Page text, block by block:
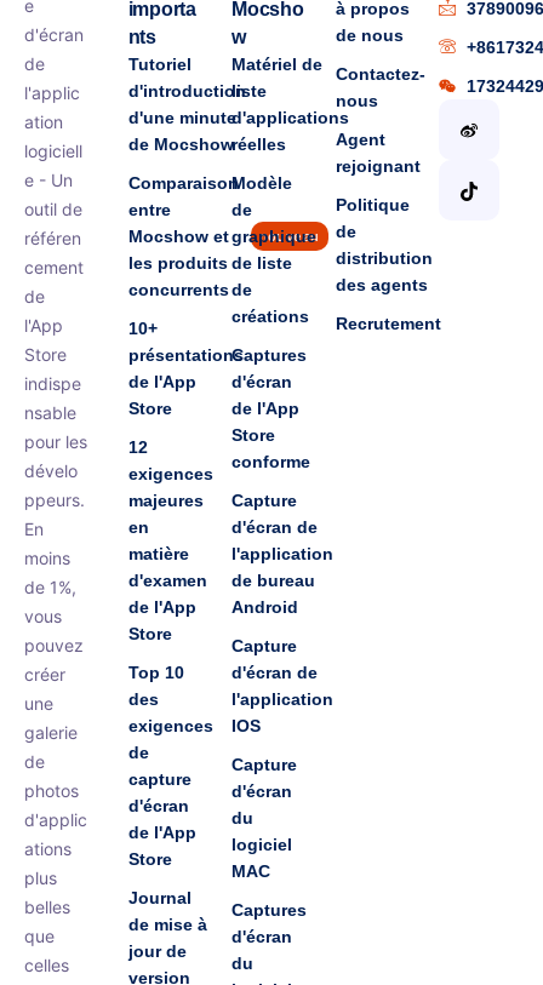
e
d'écran
de
l'applic
ation
logiciell
e - Un
outil de
référen
cement
de
l'App
Store
indispe
nsable
pour les
dévelo
ppeurs.
En
moins
de 1%,
vous
pouvez
créer
une
galerie
de
photos
d'applic
ations
plus
belles
que
celles
importa
nts
Tutoriel
d'introduction
d'une minute
de Mocshow
Comparaison
entre
Mocshow et
les produits
concurrents
nouveau
10+
présentations
de l'App
Store
12
exigences
majeures
en
matière
d'examen
de l'App
Store
Top 10
des
exigences
de
capture
d'écran
de l'App
Store
Journal
de mise à
jour de
version
Mocsho
w
Matériel de
liste
d'applications
réelles
Modèle
de
graphique
de liste
de
créations
Captures
d'écran
de l'App
Store
conforme
Capture
d'écran de
l'application
de bureau
Android
Capture
d'écran de
l'application
IOS
Capture
d'écran
du
logiciel
MAC
Captures
d'écran
du
à propos
de nous
Contactez-
nous
Agent
rejoignant
Politique
de
distribution
des agents
Recrutement